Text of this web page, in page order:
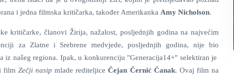
i jedna filmska kritičarka, također Amerikanka Amy Nicholson.
kritičarke, članovi Žirija, nažalost, posljednjih godina na najvećim
za Zlatne i Srebrene medvjede, posljednjih godina, nije bio
našeg regiona. Ipak, u konkurenciju "Generacija14+" selektiran je
film Zečji nasip mlade rediteljiceČejan Černić Čanak. Ovaj film na